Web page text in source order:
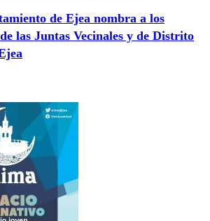
de Ejea nombra a los
las Juntas Vecinales y de Distrito